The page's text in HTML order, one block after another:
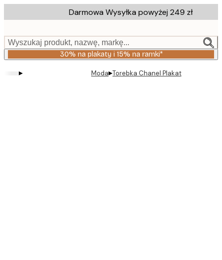
to
content.
Darmowa Wysyłka powyżej 249 zł
Wyszukaj produkt, nazwę, markę...
30% na plakaty i 15% na ramki*
▸ Moda▸Torebka Chanel Plakat